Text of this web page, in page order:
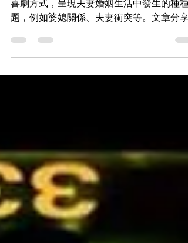
相處之道
喜劇方式，呈現夫妻婚姻生活中發生的種種
題，例如婆媳關係、夫妻衝突等。文章分享
影後的三個感想：學會看對方的優點、瞭解